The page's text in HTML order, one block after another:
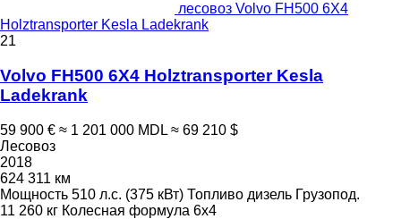
лесовоз Volvo FH500 6X4
Holztransporter Kesla Ladekrank
21
Volvo FH500 6X4 Holztransporter Kesla
Ladekrank
59 900 € ≈ 1 201 000 MDL ≈ 69 210 $
Лесовоз
2018
624 311 км
Мощность 510 л.с. (375 кВт) Топливо дизель Грузопод.
11 260 кг Колесная формула 6x4